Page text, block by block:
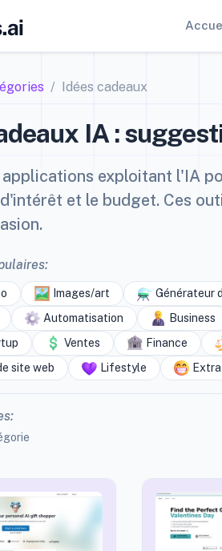
Idées cadeaux
IA :
exploitant l'IA
et le budget. Ces
Images/art Générateur
Automatisation Business
Ventes Finance
site web
Lifestyle Extra